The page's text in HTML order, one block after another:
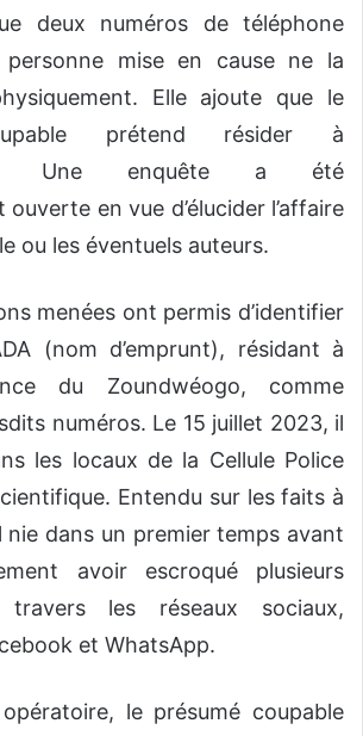
deux numéros de téléphone
personne mise en cause ne la
Elle ajoute que le
prétend résider à
Une
enquête a été
ouverte en vue d’élucider l’affaire
ou les éventuels auteurs.
menées ont permis d’identifier
(nom d’emprunt),
résidant à
du Zoundwéogo, comme
numéros. Le 15 juillet 2023, il
les locaux de la Cellule Police
. Entendu sur les faits à
nie dans un premier temps avant
avoir escroqué plusieurs
les réseaux sociaux,
et WhatsApp.
le présumé coupable